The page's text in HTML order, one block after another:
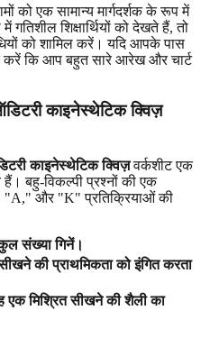
को एक सामान्य मार्गदर्शक के रूप में
शिक्षार्थियों को देखते हैं, तो
को शामिल करें। यदि आपके पास
करें कि आप बहुत सारे आरेख और चार्ट
काइनेस्थेटिक क्विज़
काइनेस्थेटिक क्विज़वर्कशीट एक
बहु-विकल्पी प्रश्नों की एक
"A," और "K" प्रतिक्रियाओं की
संख्या गिनें।
की प्राथमिकता को इंगित करता
एक मिश्रित सीखने की शैली का